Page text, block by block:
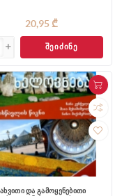
20,95 ₾
ᲨᲔᲘᲫᲘᲜᲔ
და გამოყენებითი